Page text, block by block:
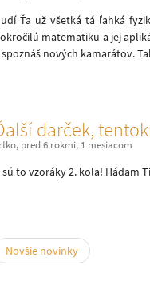
Ťa už všetká tá ľahká
matematiku a jej
spoznáš nových kamarátov.
darček,
, pred 6 rokmi, 1 mesiacom
sú to vzoráky 2. kola! Hádam
Novšie novinky